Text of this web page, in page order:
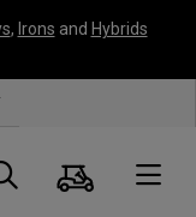
, Irons and Hybrids
Suche